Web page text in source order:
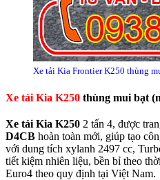
Xe tải Kia Frontier K250 thùng
Xe tải Kia K250 thùng mui bạt
Xe tải Kia K250 2 tấn 4, được
D4CB hoàn toàn mới, giúp tạo
với dung tích xylanh 2497 cc,
tiết kiệm nhiên liệu, bền bỉ theo
Euro4 theo quy định tại Việt Nam.